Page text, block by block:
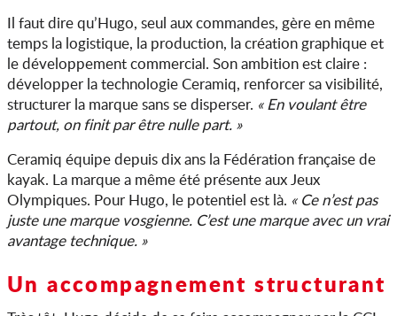
Il faut dire qu’Hugo, seul aux commandes, gère en même
temps la logistique, la production, la création graphique et
le développement commercial. Son ambition est claire :
développer la technologie Ceramiq, renforcer sa visibilité,
structurer la marque sans se disperser. « En voulant être
partout, on finit par être nulle part. »
Ceramiq équipe depuis dix ans la Fédération française de
kayak. La marque a même été présente aux Jeux
Olympiques. Pour Hugo, le potentiel est là. « Ce n’est pas
juste une marque vosgienne. C’est une marque avec un vrai
avantage technique. »
Un accompagnement structurant